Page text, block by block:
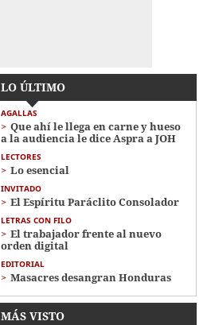
LO ÚLTIMO
AGALLAS
Que ahí le llega en carne y hueso
a la audiencia le dice Aspra a JOH
LECTORES
Lo esencial
INVITADO
El Espíritu Paráclito Consolador
LETRAS CON FILO
El trabajador frente al nuevo
orden digital
EDITORIAL
Masacres desangran Honduras
MÁS VISTO